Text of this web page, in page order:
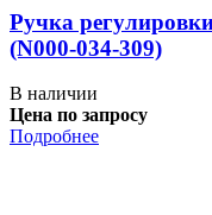
Ручка
(N000-034-309)
В наличии
Цена по запросу
Подробнее